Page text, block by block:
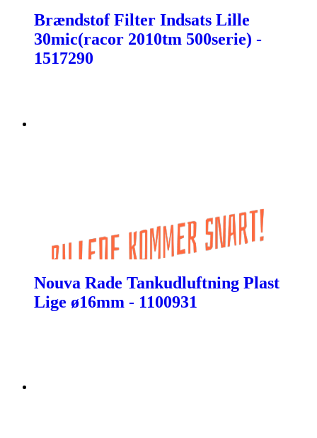
Brændstof Filter Indsats Lille
30mic(racor 2010tm 500serie) -
1517290
Nouva Rade Tankudluftning Plast
Lige ø16mm - 1100931